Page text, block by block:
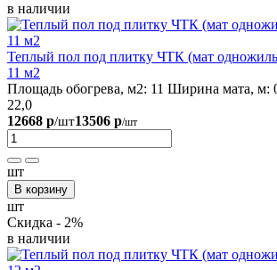
в наличии
Теплый пол под плитку ЧТК (мат
11 м2
Площадь обогрева, м2: 11 Ширина мата, м:
22,0
12668 р/шт13506 р/шт
шт
В корзину
шт
Скидка - 2%
в наличии